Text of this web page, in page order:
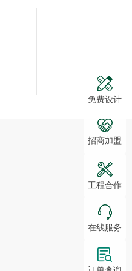
免费设计
招商加盟
工程合作
在线服务